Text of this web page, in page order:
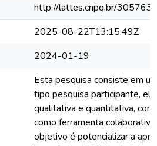
http://lattes.cnpq.br/
2025-08-22T13:15:49Z
2024-01-19
Esta pesquisa consiste em
tipo pesquisa participante,
qualitativa e quantitativa,
como ferramenta
objetivo é potencializar a